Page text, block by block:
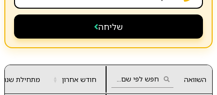
שליחה
השוואה חודש אחרון ▲
▼ מתחילת שנה